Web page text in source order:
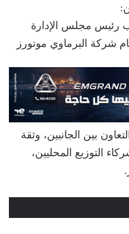
رئيس مجلس الإدارة
شركة البرماوي موتورز
بين الجانبين، وثقة
التوزيع المحليين،